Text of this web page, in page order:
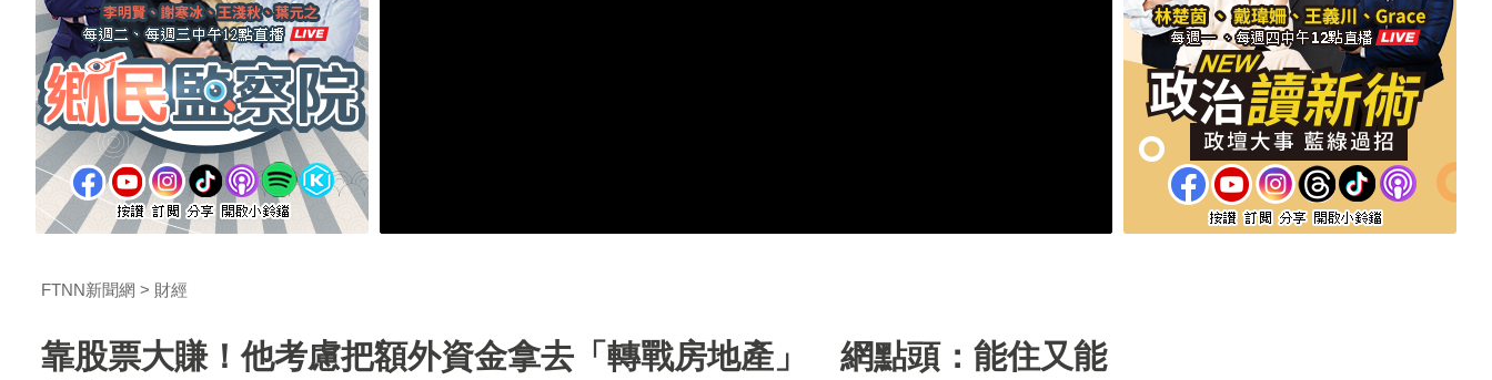
FTNN新聞網 財經
靠股票大賺！他考慮把額外資金拿去「轉戰房地產」 網點頭：能住又能